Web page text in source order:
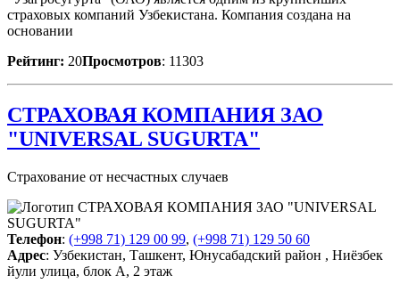
страховых компаний Узбекистана. Компания создана на
основании
Рейтинг: 20Просмотров: 11303
СТРАХОВАЯ КОМПАНИЯ ЗАО
"UNIVERSAL SUGURTA"
Страхование от несчастных случаев
Телефон: (+998 71) 129 00 99, (+998 71) 129 50 60
Адрес: Узбекистан, Ташкент, Юнусабадский район , Ниёзбек
йули улица, блок А, 2 этаж